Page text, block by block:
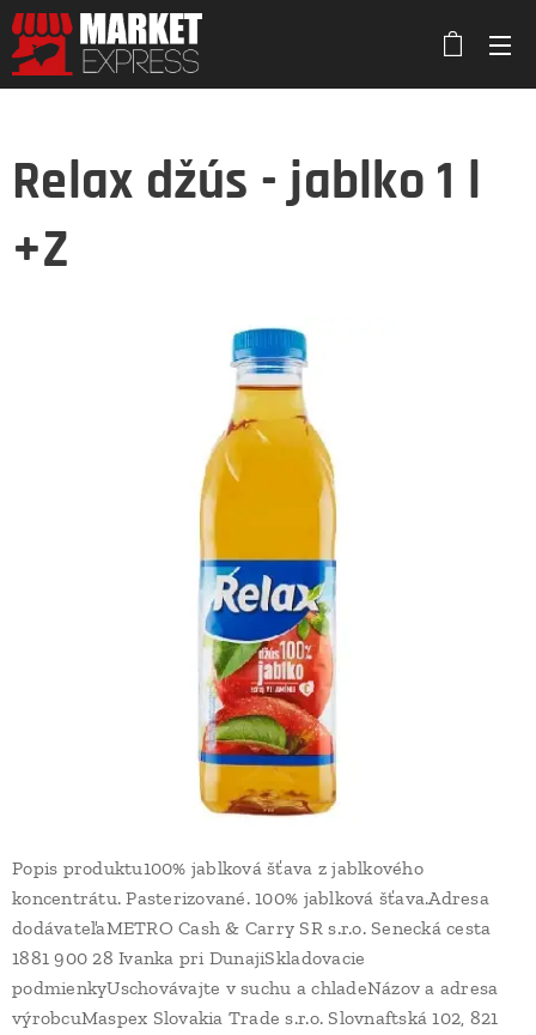
Relax džús - jablko 1 l
+Z
Popis produktu100% jablková šťava z jablkového
koncentrátu. Pasterizované. 100% jablková šťava.Adresa
dodávateľaMETRO Cash & Carry SR s.r.o. Senecká cesta
1881 900 28 Ivanka pri DunajiSkladovacie
podmienkyUschovávajte v suchu a chladeNázov a adresa
výrobcuMaspex Slovakia Trade s.r.o. Slovnaftská 102, 821